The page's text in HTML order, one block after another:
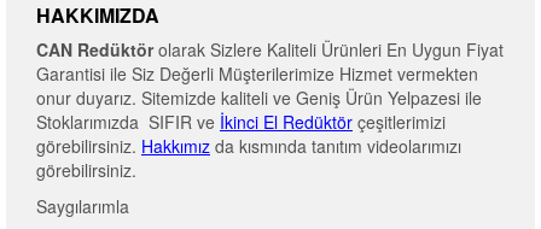
HAKKIMIZDA
CAN Redüktörolarak Sizlere Kaliteli Ürünleri En Uygun Fiyat
Garantisi ile Siz Değerli Müşterilerimize Hizmet vermekten
onur duyarız. Sitemizde kaliteli ve Geniş Ürün Yelpazesi ile
Stoklarımızda SIFIR ve İkinci El Redüktör çeşitlerimizi
görebilirsiniz. Hakkımız da kısmında tanıtım videolarımızı
görebilirsiniz.
Saygılarımla